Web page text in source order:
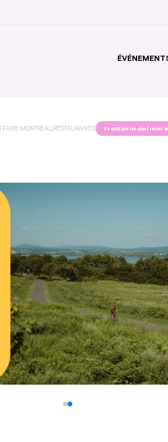
FAIRE MONTRÉAL |RESTAURANTS| trattoria del mare